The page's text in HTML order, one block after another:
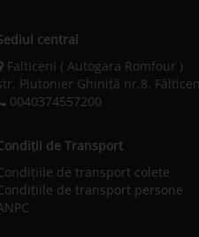
central
Falticeni ( Autogara Romfour )
Plutonier Ghiniţă nr.8,
0040374557200
de Transport
de transport colete
de transport persone